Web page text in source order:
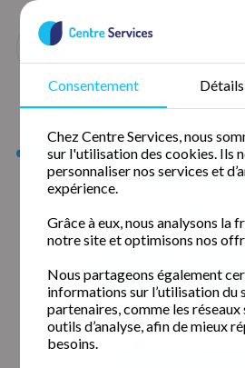
Consentement Détails
Chez Centre Services, nous
sur l'utilisation des cookies. Ils
personnaliser nos services et
expérience.
Grâce à eux, nous analysons la
notre site et optimisons nos
Nous partageons également
informations sur l’utilisation du
partenaires, comme les réseaux
outils d’analyse, afin de mieux
besoins.
Liste des